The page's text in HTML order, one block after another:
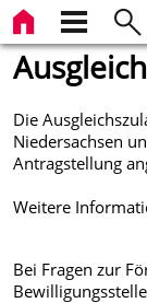
Die
Niedersachsen
Antragstellung
Weitere
Bei Fragen zur